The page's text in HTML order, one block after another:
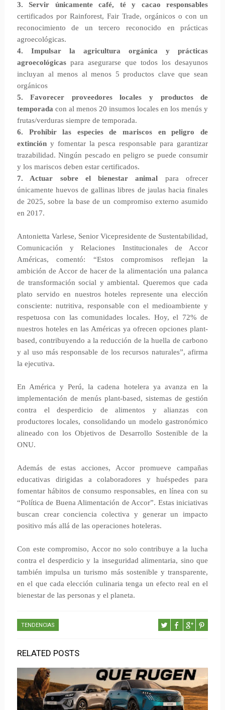
3. Servir únicamente café, té y cacao responsables
certificados por Rainforest, Fair Trade, orgánicos o con un
reconocimiento de un tercero reconocido en prácticas
agroecológicas.
4. Impulsar la agricultura orgánica y prácticas
agroecológicaspara asegurarse que todos los desayunos
incluyan al menos al menos 5 productos clave que sean
orgánicos
5. Favorecer proveedores locales y productos de
temporada con al menos 20 insumos locales en los menús y
frutas/verduras siempre de temporada.
6. Prohibir las especies de mariscos en peligro de
extincióny fomentar la pesca responsable para garantizar
trazabilidad. Ningún pescado en peligro se puede consumir
y los mariscos deben estar certificados.
7. Actuar sobre el bienestar animal para ofrecer
únicamente huevos de gallinas libres de jaulas hacia finales
de 2025, sobre la base de un compromiso externo asumido
en 2017.
Antonietta Varlese, Senior Vicepresidente de Sustentabilidad,
Comunicación y Relaciones Institucionales de Accor
Américas, comentó: “Estos compromisos reflejan la
ambición de Accor de hacer de la alimentación una palanca
de transformación social y ambiental. Queremos que cada
plato servido en nuestros hoteles represente una elección
consciente: nutritiva, responsable con el medioambiente y
respetuosa con las comunidades locales. Hoy, el 72% de
nuestros hoteles en las Américas ya ofrecen opciones plant-
based, contribuyendo a la reducción de la huella de carbono
y al uso más responsable de los recursos naturales”, afirma
la ejecutiva.
En América y Perú, la cadena hotelera ya avanza en la
implementación de menús plant-based, sistemas de gestión
contra el desperdicio de alimentos y alianzas con
productores locales, consolidando un modelo gastronómico
alineado con los Objetivos de Desarrollo Sostenible de la
ONU.
Además de estas acciones, Accor promueve campañas
educativas dirigidas a colaboradores y huéspedes para
fomentar hábitos de consumo responsables, en línea con su
“Política de Buena Alimentación de Accor”. Estas iniciativas
buscan crear conciencia colectiva y generar un impacto
positivo más allá de las operaciones hoteleras.
Con este compromiso, Accor no solo contribuye a la lucha
contra el desperdicio y la inseguridad alimentaria, sino que
también impulsa un turismo más sostenible y transparente,
en el que cada elección culinaria tenga un efecto real en el
bienestar de las personas y el planeta.
TENDENCIAS
RELATED POSTS